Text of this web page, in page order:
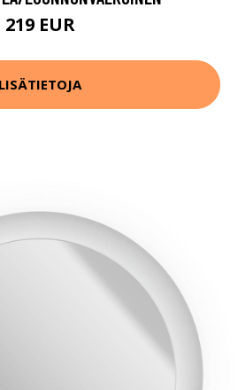
219 EUR
LISÄTIETOJA